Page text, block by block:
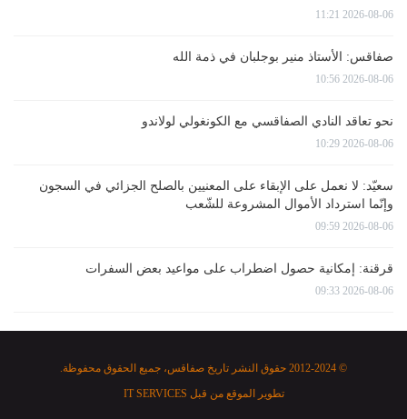
2026-08-06 11:21
صفاقس: الأستاذ منير بوجلبان في ذمة الله
2026-08-06 10:56
نحو تعاقد النادي الصفاقسي مع الكونغولي لولاندو
2026-08-06 10:29
سعيّد: لا نعمل على الإبقاء على المعنيين بالصلح الجزائي في السجون
وإنّما استرداد الأموال المشروعة للشّعب
2026-08-06 09:59
قرقنة: إمكانية حصول اضطراب على مواعيد بعض السفرات
2026-08-06 09:33
© 2012-2024 حقوق النشر تاريخ صفاقس، جميع الحقوق محفوظة.
تطوير الموقع من قبل IT SERVICES